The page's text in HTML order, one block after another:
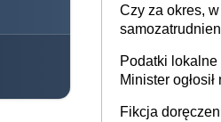
budynków i
prowadzeniem
Czy za okres, w
umowy
racjonalnym
Podatki
Minister
Fikcja